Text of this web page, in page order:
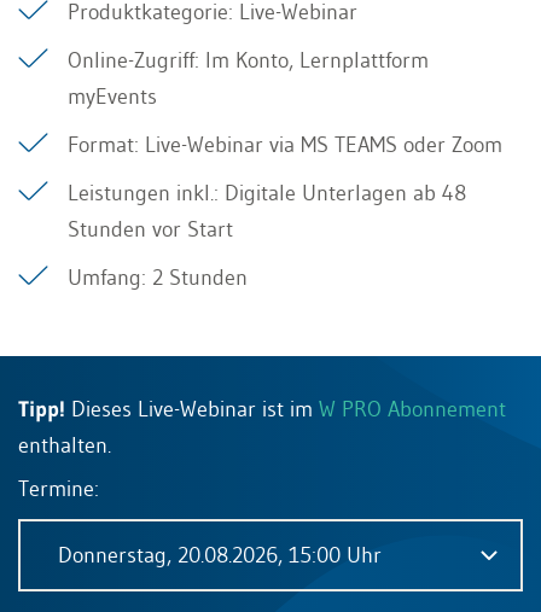
Produktkategorie: Live-Webinar
Online-Zugriff: Im Konto, Lernplattform
myEvents
Format: Live-Webinar via MS TEAMS oder Zoom
Leistungen inkl.: Digitale Unterlagen ab 48
Stunden vor Start
Umfang: 2 Stunden
Tipp! Dieses Live-Webinar ist im W PRO Abonnement
enthalten.
Termine:
Donnerstag, 20.08.2026, 15:00 Uhr